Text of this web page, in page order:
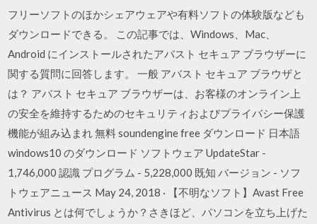
フリーソフトのほかシェアウェアや有料ソフトの体験版なども
ダウンロードできる。 この記事では、Windows、Mac、
Android にインストールされたアバスト セキュア ブラウザーに
関する質問に回答します。 一般 アバスト セキュア ブラウザと
は？ アバスト セキュア ブラウザーは、お客様のオンライン上
の安全を維持するためのセキュリティおよびプライバシー保護
機能が組み込まれ 無料 soundengine free ダウンロード 日本語
windows10 のダウンロード ソフトウェア UpdateStar -
1,746,000 認識 プログラム - 5,228,000 既知 バージョン - ソフ
トウェアニュース May 24, 2018 · 【不明なソフト】Avast Free
Antivirus とは何でしょうか？さきほど、パソコンを立ち上げた